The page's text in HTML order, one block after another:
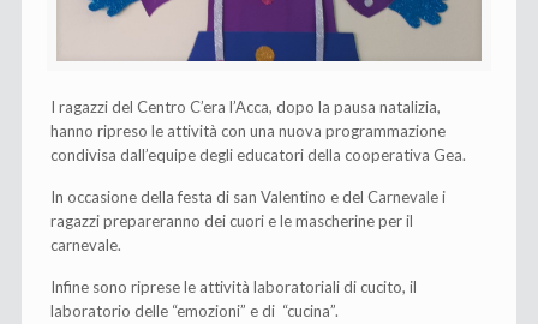
I ragazzi del Centro C’era l’Acca, dopo la pausa natalizia,
hanno ripreso le attività con una nuova programmazione
condivisa dall’equipe degli educatori della cooperativa Gea.
In occasione della festa di san Valentino e del Carnevale i
ragazzi prepareranno dei cuori e le mascherine per il
carnevale.
Infine sono riprese le attività laboratoriali di cucito, il
laboratorio delle “emozioni” e di “cucina”.